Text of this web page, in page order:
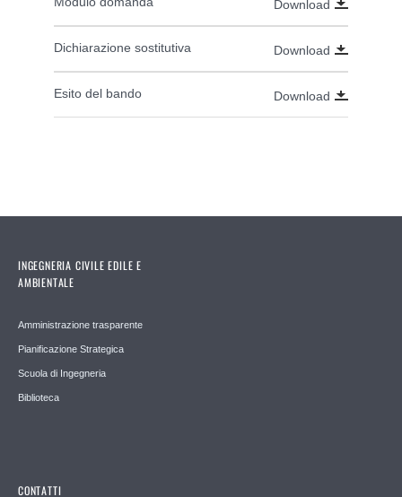
Download
Dichiarazione sostitutiva Download
Esito del bando Download
INGEGNERIA CIVILE EDILE E
AMBIENTALE
Amministrazione trasparente
Pianificazione Strategica
Scuola di Ingegneria
Biblioteca
CONTATTI